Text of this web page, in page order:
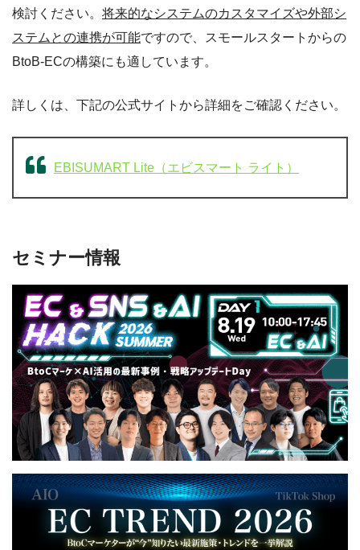
検討ください。 将来的なシステムのカスタマイズや外部シ
ステムとの連携が可能ですので、スモールスタートからの
BtoB-ECの構築にも適しています。
詳しくは、下記の公式サイトから詳細をご確認ください。
EBISUMART Lite（エビスマート ライト）
セミナー情報